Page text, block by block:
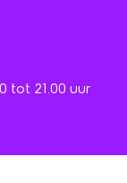
tot 21.00 uur